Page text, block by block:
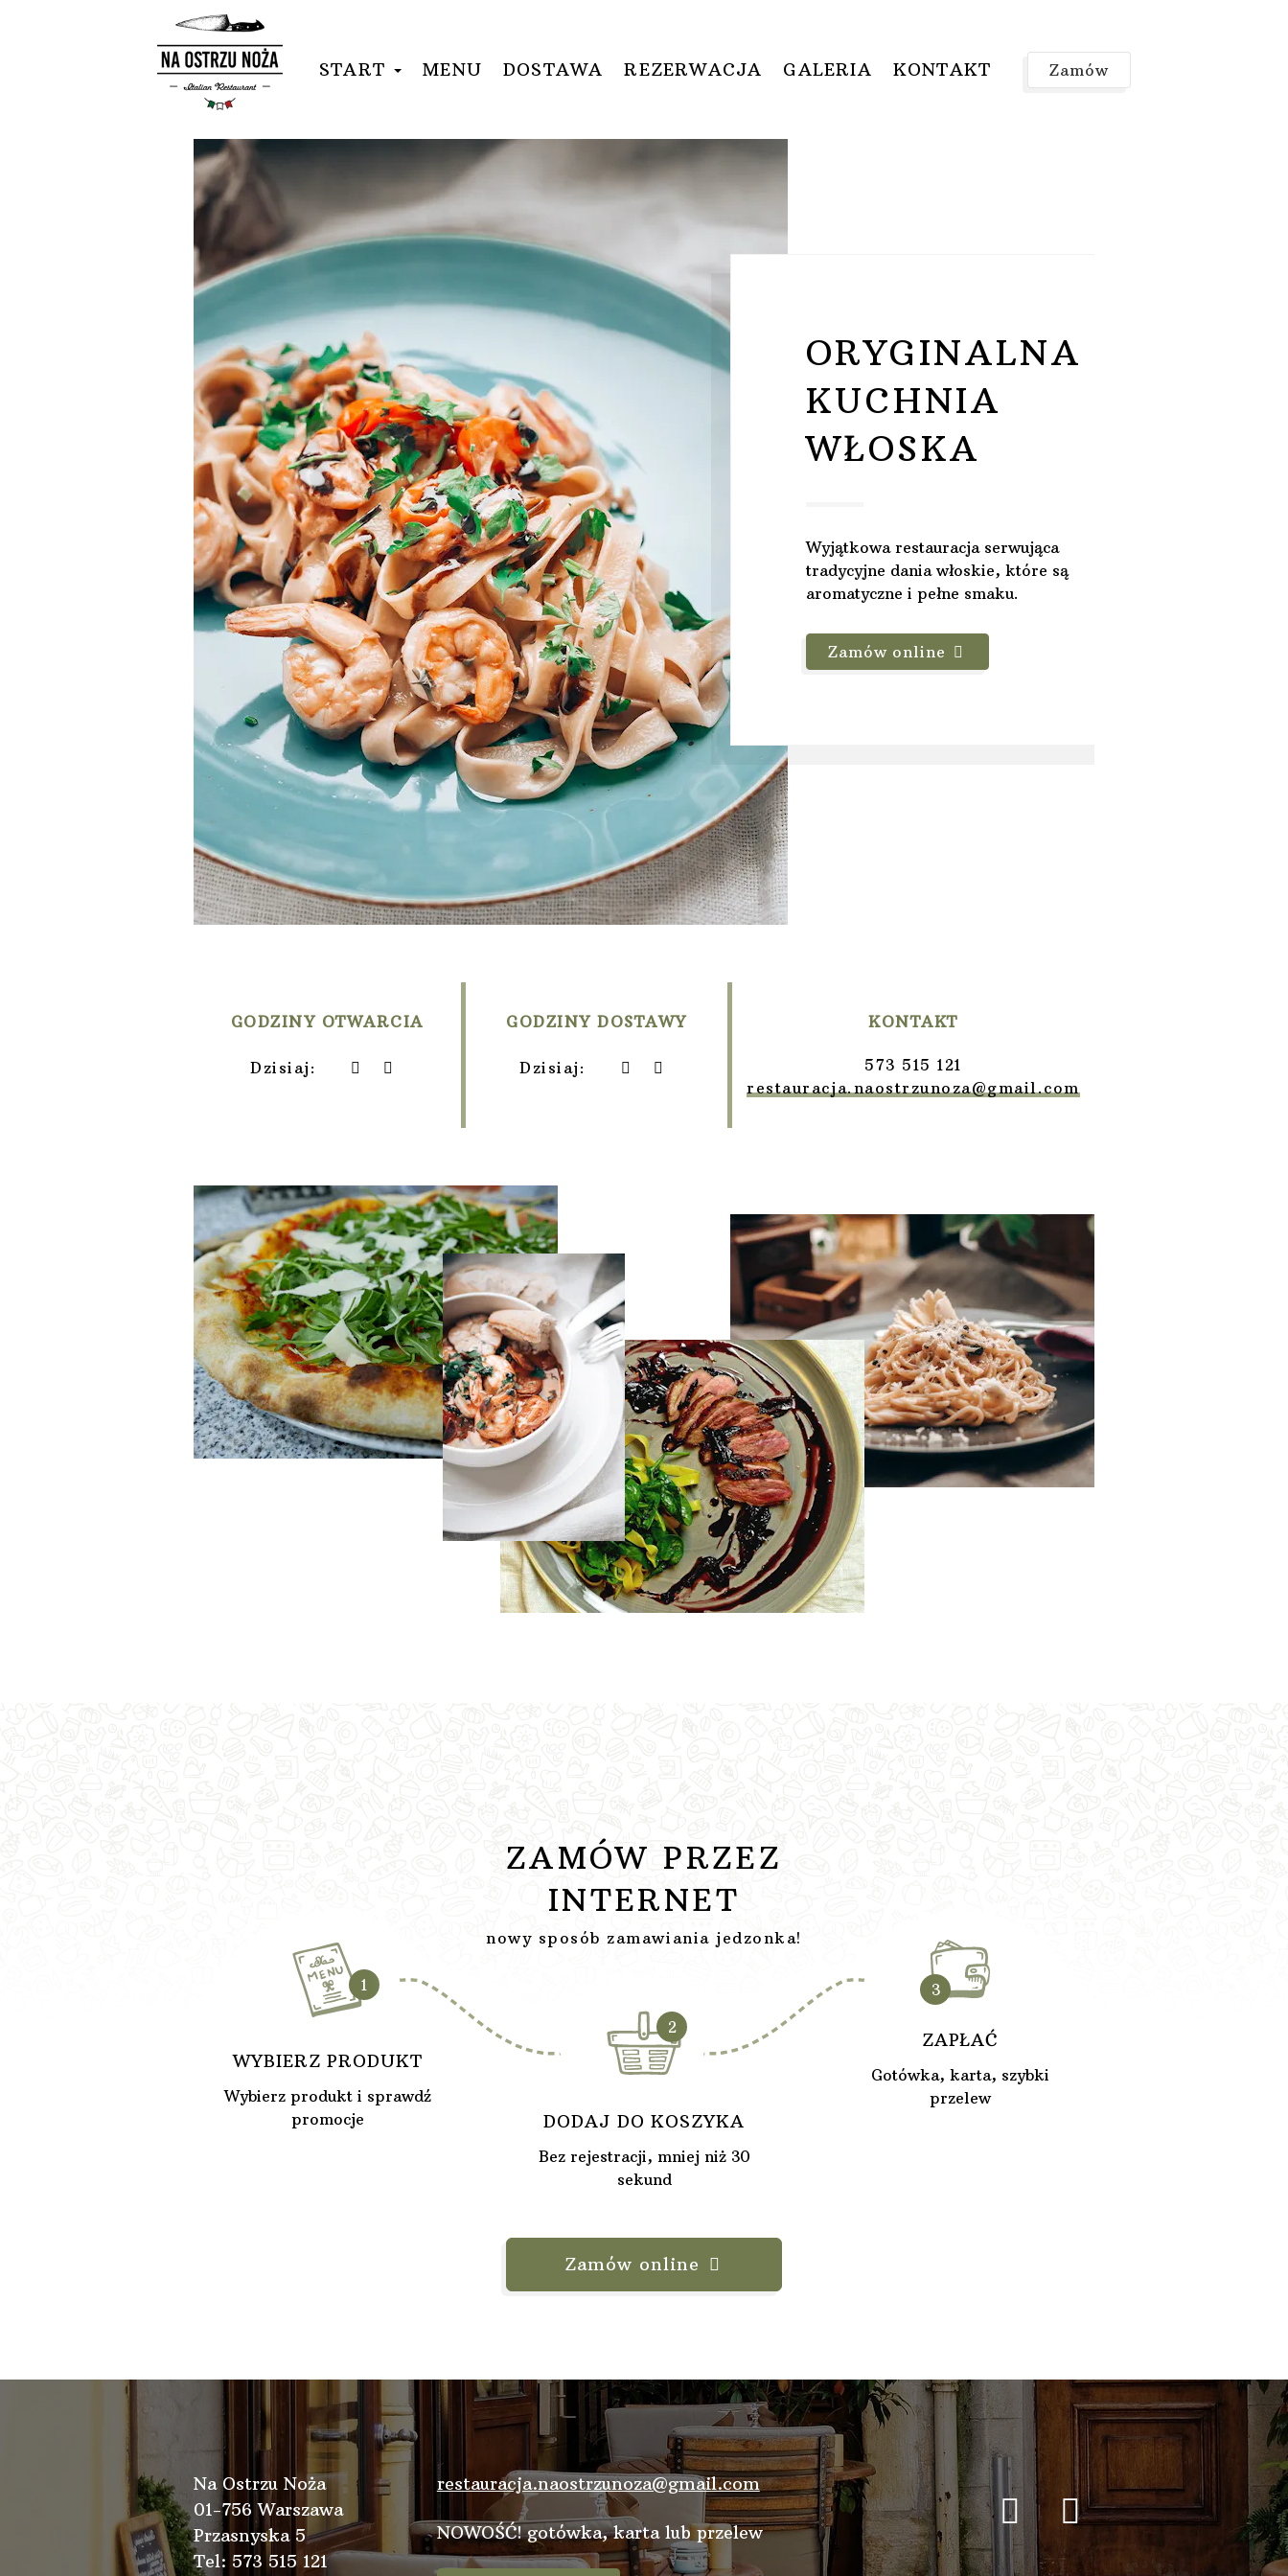
START MENU DOSTAWA REZERWACJA GALERIA KONTAKT Zamów
ORYGINALNA
KUCHNIA
WŁOSKA
Wyjątkowa restauracja serwująca
tradycyjne dania włoskie, które są
aromatyczne i pełne smaku.
Zamów online
GODZINY OTWARCIA
Dzisiaj:
GODZINY DOSTAWY
Dzisiaj:
KONTAKT
573 515 121
restauracja.naostrzunoza@gmail.com
ZAMÓW PRZEZ
INTERNET
nowy sposób zamawiania jedzonka!
1
WYBIERZ PRODUKT
Wybierz produkt i sprawdź
promocje
2
DODAJ DO KOSZYKA
Bez rejestracji, mniej niż 30
sekund
3
ZAPŁAĆ
Gotówka, karta, szybki
przelew
Zamów online
Na Ostrzu Noża
01-756 Warszawa
Przasnyska 5
Tel: 573 515 121
restauracja.naostrzunoza@gmail.com
NOWOŚĆ! gotówka, karta lub przelew